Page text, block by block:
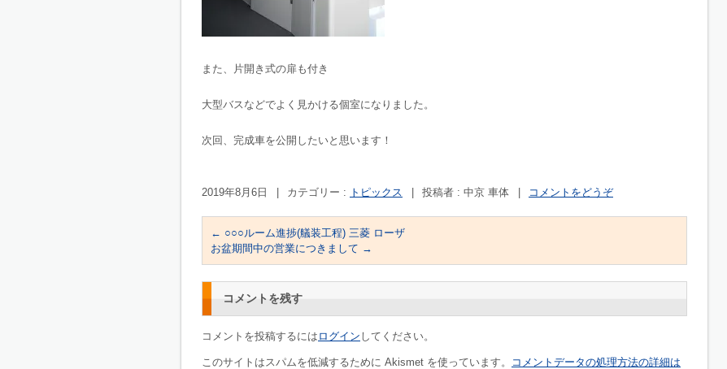
また、片開き式の扉も付き
大型バスなどでよく見かける個室になりました。
次回、完成車を公開したいと思います！
2019年8月6日 カテゴリー : トピックス 投稿者 : 中京 車体 コメントをどうぞ
← ○○○ルーム進捗(艤装工程) 三菱 ローザ
お盆期間中の営業につきまして →
コメントを残す
コメントを投稿するには ログイン してください。
このサイトはスパムを低減するために Akismet を使っています。
コメントデータの処理方法の詳細は